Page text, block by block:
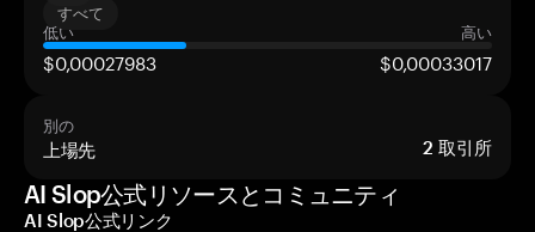
すべて
低い
高い
$0,00027983 $0,00033017
別の
上場先 2 取引所
AI Slop公式リソースとコミュニティ
AI Slop公式リンク